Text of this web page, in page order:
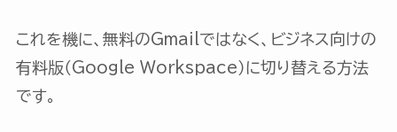
これを機に、無料のGmailではなく、ビジネス向けの
有料版（Google Workspace）に切り替える方法
です。